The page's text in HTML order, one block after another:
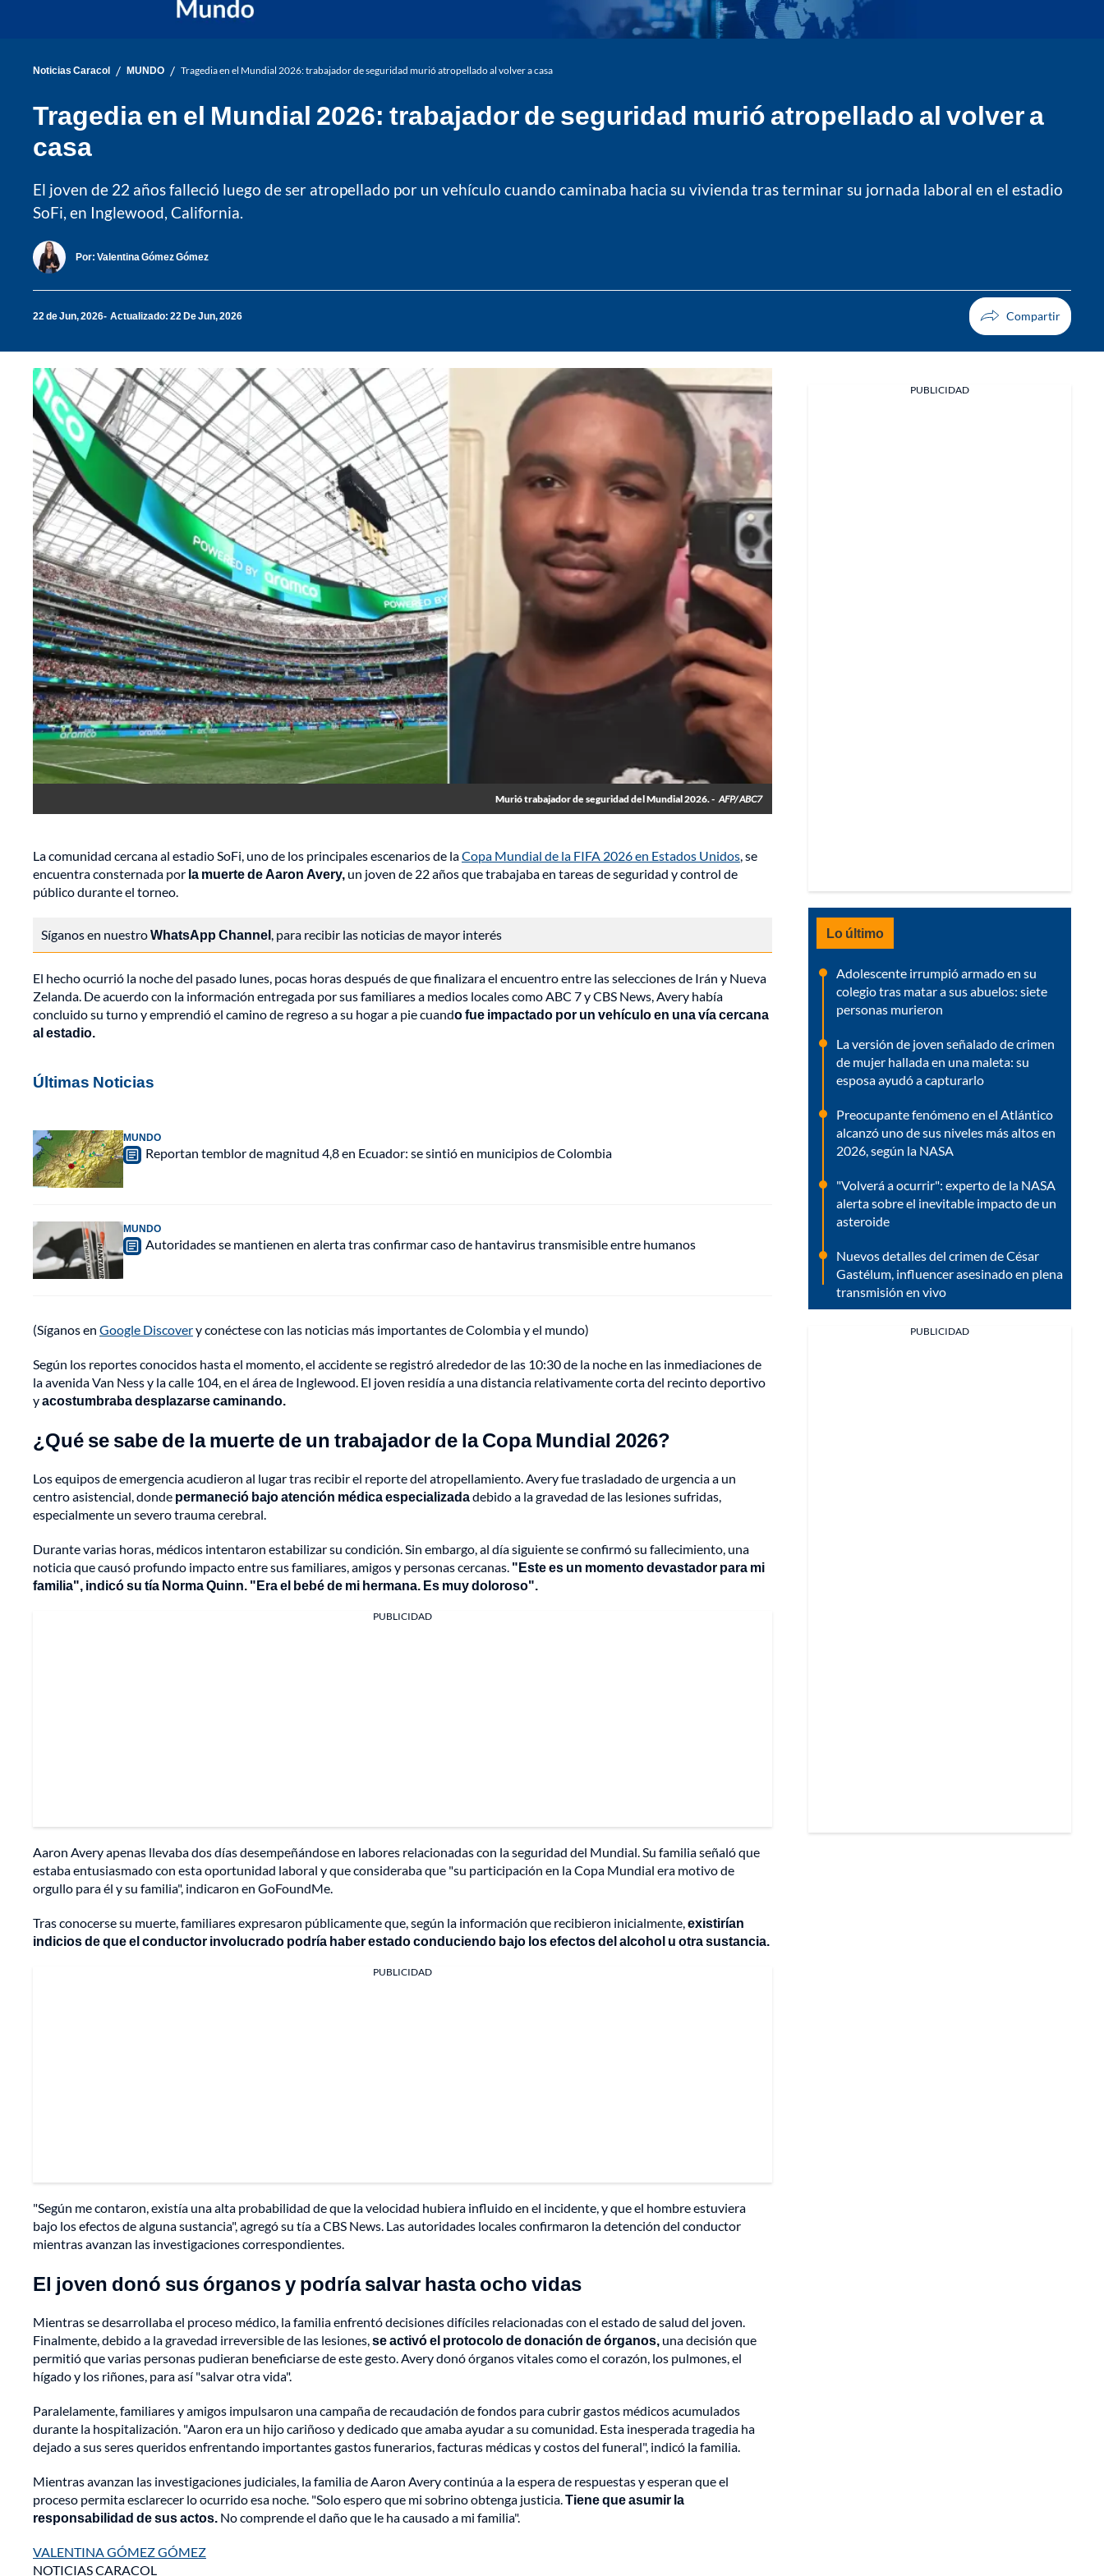
Noticias Caracol / MUNDO / Tragedia en el Mundial 2026: trabajador de seguridad murió atropellado al volver a casa
Tragedia en el Mundial 2026: trabajador de seguridad murió atropellado al volver a
casa
El joven de 22 años falleció luego de ser atropellado por un vehículo cuando caminaba hacia su vivienda tras terminar su jornada laboral en el estadio
SoFi, en Inglewood, California.
Por: Valentina Gómez Gómez
22 de Jun, 2026 Actualizado: 22 De Jun, 2026
Murió trabajador de seguridad del Mundial 2026. - AFP/ ABC7
La comunidad cercana al estadio SoFi, uno de los principales escenarios de laCopa Mundial de la FIFA 2026 en Estados Unidos, se
encuentra consternada por la muerte de Aaron Avery, un joven de 22 años que trabajaba en tareas de seguridad y control de
público durante el torneo.
Síganos en nuestroWhatsApp Channel, para recibir las noticias de mayor interés
El hecho ocurrió la noche del pasado lunes, pocas horas después de que finalizara el encuentro entre las selecciones de Irán y Nueva
Zelanda. De acuerdo con la información entregada por sus familiares a medios locales como ABC 7 y CBS News, Avery había
concluido su turno y emprendió el camino de regreso a su hogar a pie cuando fue impactado por un vehículo en una vía cercana
al estadio.
Últimas Noticias
MUNDO
Reportan temblor de magnitud 4,8 en Ecuador: se sintió en municipios de Colombia
MUNDO
Autoridades se mantienen en alerta tras confirmar caso de hantavirus transmisible entre humanos
(Síganos en Google Discovery conéctese con las noticias más importantes de Colombia y el mundo)
Según los reportes conocidos hasta el momento, el accidente se registró alrededor de las 10:30 de la noche en las inmediaciones de
la avenida Van Ness y la calle 104, en el área de Inglewood. El joven residía a una distancia relativamente corta del recinto deportivo
yacostumbraba desplazarse caminando.
¿Qué se sabe de la muerte de un trabajador de la Copa Mundial 2026?
Los equipos de emergencia acudieron al lugar tras recibir el reporte del atropellamiento. Avery fue trasladado de urgencia a un
centro asistencial, donde permaneció bajo atención médica especializadadebido a la gravedad de las lesiones sufridas,
especialmente un severo trauma cerebral.
Durante varias horas, médicos intentaron estabilizar su condición. Sin embargo, al día siguiente se confirmó su fallecimiento, una
noticia que causó profundo impacto entre sus familiares, amigos y personas cercanas. "Este es un momento devastador para mi
familia", indicó su tía Norma Quinn. "Era el bebé de mi hermana. Es muy doloroso".
PUBLICIDAD
Aaron Avery apenas llevaba dos días desempeñándose en labores relacionadas con la seguridad del Mundial. Su familia señaló que
estaba entusiasmado con esta oportunidad laboral y que consideraba que "su participación en la Copa Mundial era motivo de
orgullo para él y su familia", indicaron en GoFoundMe.
Tras conocerse su muerte, familiares expresaron públicamente que, según la información que recibieron inicialmente,existirían
indicios de que el conductor involucrado podría haber estado conduciendo bajo los efectos del alcohol u otra sustancia.
PUBLICIDAD
"Según me contaron, existía una alta probabilidad de que la velocidad hubiera influido en el incidente, y que el hombre estuviera
bajo los efectos de alguna sustancia", agregó su tía a CBS News. Las autoridades locales confirmaron la detención del conductor
mientras avanzan las investigaciones correspondientes.
El joven donó sus órganos y podría salvar hasta ocho vidas
Mientras se desarrollaba el proceso médico, la familia enfrentó decisiones difíciles relacionadas con el estado de salud del joven.
Finalmente, debido a la gravedad irreversible de las lesiones,se activó el protocolo de donación de órganos, una decisión que
permitió que varias personas pudieran beneficiarse de este gesto. Avery donó órganos vitales como el corazón, los pulmones, el
hígado y los riñones, para así "salvar otra vida".
Paralelamente, familiares y amigos impulsaron una campaña de recaudación de fondos para cubrir gastos médicos acumulados
durante la hospitalización. "Aaron era un hijo cariñoso y dedicado que amaba ayudar a su comunidad. Esta inesperada tragedia ha
dejado a sus seres queridos enfrentando importantes gastos funerarios, facturas médicas y costos del funeral", indicó la familia.
Mientras avanzan las investigaciones judiciales, la familia de Aaron Avery continúa a la espera de respuestas y esperan que el
proceso permita esclarecer lo ocurrido esa noche. "Solo espero que mi sobrino obtenga justicia.Tiene que asumir la
responsabilidad de sus actos. No comprende el daño que le ha causado a mi familia".
VALENTINA GÓMEZ GÓMEZ
NOTICIAS CARACOL
PUBLICIDAD
Lo último
Adolescente irrumpió armado en su
colegio tras matar a sus abuelos: siete
personas murieron
La versión de joven señalado de crimen
de mujer hallada en una maleta: su
esposa ayudó a capturarlo
Preocupante fenómeno en el Atlántico
alcanzó uno de sus niveles más altos en
2026, según la NASA
"Volverá a ocurrir": experto de la NASA
alerta sobre el inevitable impacto de un
asteroide
Nuevos detalles del crimen de César
Gastélum, influencer asesinado en plena
transmisión en vivo
PUBLICIDAD